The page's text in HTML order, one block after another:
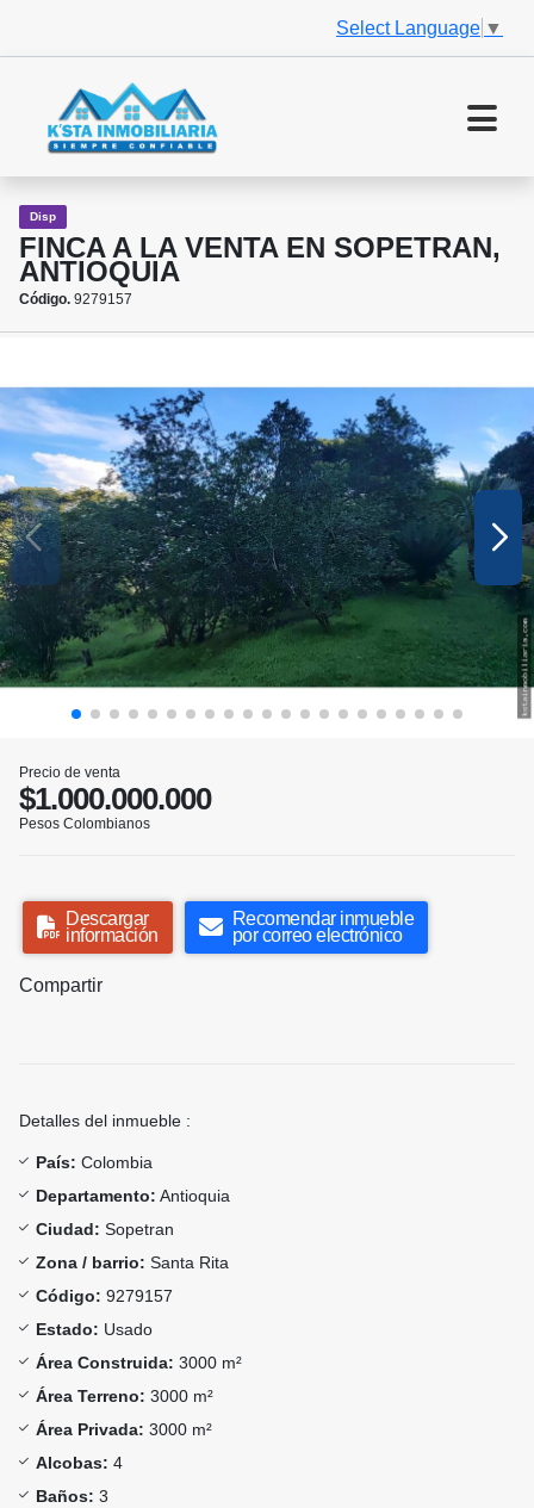
Select Language ▼
Disp
FINCA A LA VENTA EN SOPETRAN,
ANTIOQUIA
Código. 9279157
Precio de venta
$1.000.000.000
Pesos Colombianos
Descargar
información
Recomendar inmueble
por correo electrónico
Compartir
Detalles del inmueble :
País: Colombia
Departamento: Antioquia
Ciudad: Sopetran
Zona / barrio: Santa Rita
Código: 9279157
Estado: Usado
Área Construida: 3000 m²
Área Terreno: 3000 m²
Área Privada: 3000 m²
Alcobas: 4
Baños: 3